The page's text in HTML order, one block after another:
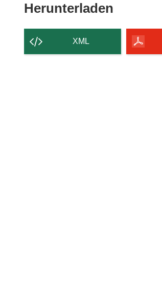
Herunterladen
Seite
XML